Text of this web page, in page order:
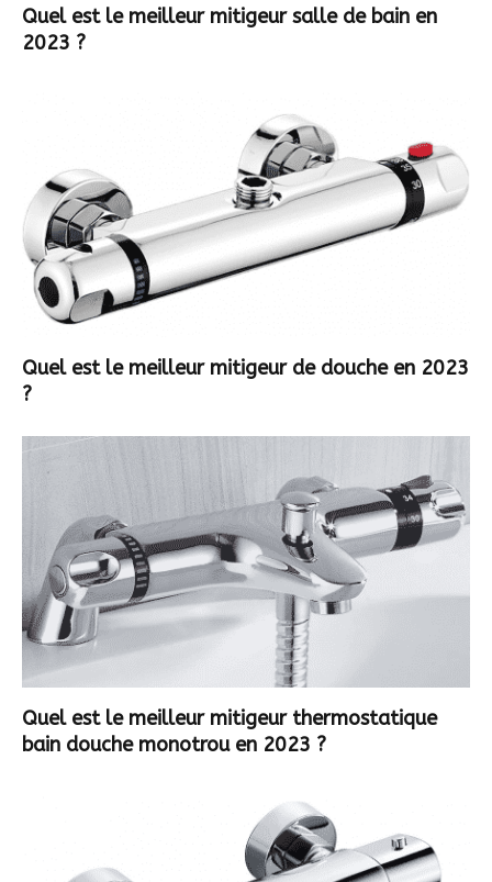
Quel est le meilleur mitigeur salle de bain en
2023 ?
Quel est le meilleur mitigeur de douche en 2023
?
Quel est le meilleur mitigeur thermostatique
bain douche monotrou en 2023 ?